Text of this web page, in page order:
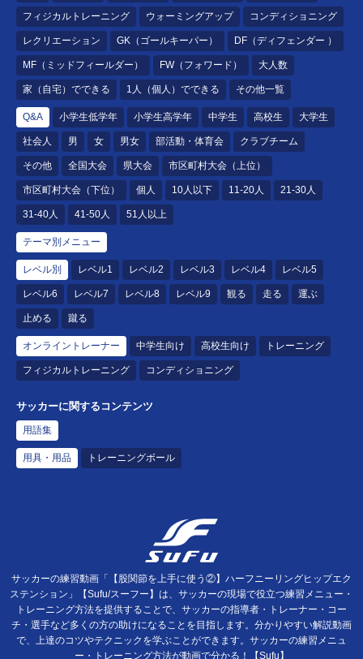
フィジカルトレーニング ウォーミングアップ コンディショニング
レクリエーション GK（ゴールキーパー） DF（ディフェンダー ）
MF（ミッドフィールダー） FW（フォワード） 大人数
家（自宅）でできる 1人（個人）でできる その他一覧
Q&A 小学生低学年 小学生高学年 中学生 高校生 大学生
社会人 男 女 男女 部活動・体育会 クラブチーム
その他 全国大会 県大会 市区町村大会（上位）
市区町村大会（下位） 個人 10人以下 11-20人 21-30人
31-40人 41-50人 51人以上
テーマ別メニュー
レベル別 レベル1 レベル2 レベル3 レベル4 レベル5
レベル6 レベル7 レベル8 レベル9 観る 走る 運ぶ
止める 蹴る
オンライントレーナー 中学生向け 高校生向け トレーニング
フィジカルトレーニング コンディショニング
サッカーに関するコンテンツ
用語集
用具・用品 トレーニングボール
サッカーの練習動画「【股関節を上手に使う②】ハーフニーリングヒップエク
ステンション」【Sufu/スーフー】は、サッカーの現場で役立つ練習メニュー・
トレーニング方法を提供することで、サッカーの指導者・トレーナー・コー
チ・選手など多くの方の助けになることを目指します。分かりやすい解説動画
で、上達のコツやテクニックを学ぶことができます。サッカーの練習メニュ
ー・トレーニング方法が動画で分かる！【Sufu】